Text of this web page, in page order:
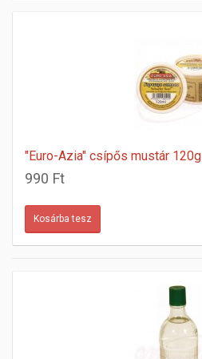
"Euro-Azia" csípős mustár 120g
990 Ft